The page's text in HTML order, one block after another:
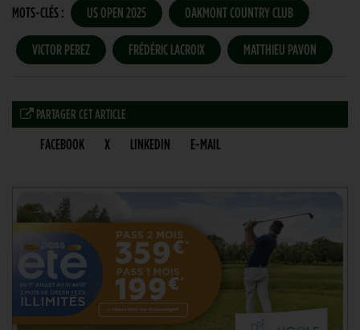
MOTS-CLÉS : US OPEN 2025 OAKMONT COUNTRY CLUB
VICTOR PEREZ FRÉDÉRIC LACROIX MATTHIEU PAVON
PARTAGER CET ARTICLE
FACEBOOK X LINKEDIN E-MAIL